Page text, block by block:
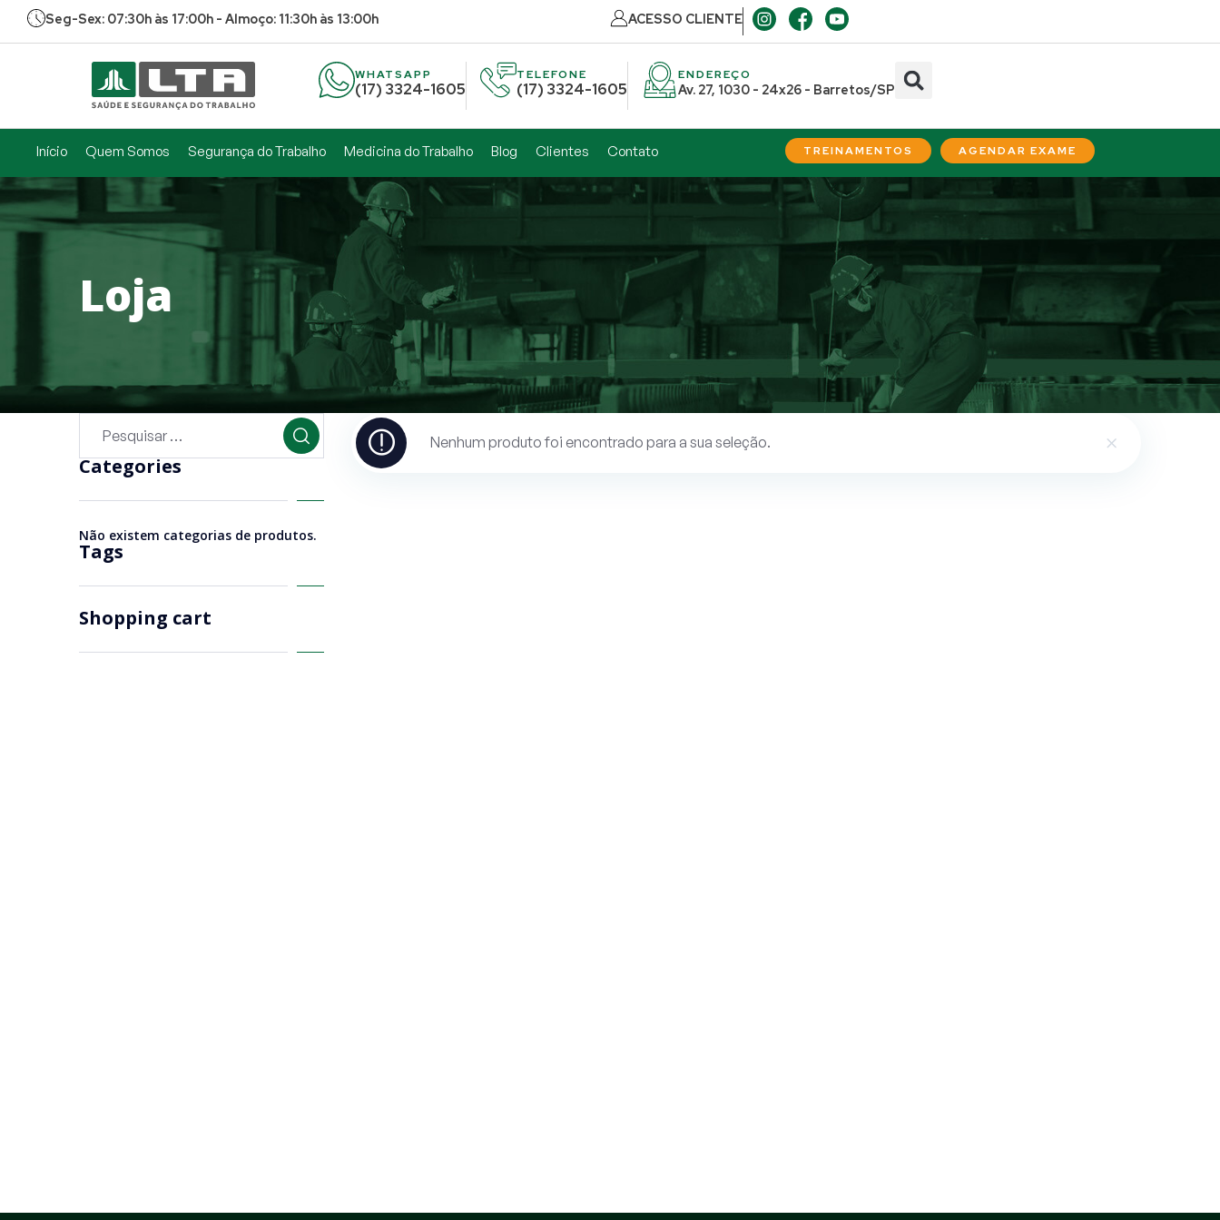
Seg-Sex: 07:30h às 17:00h - Almoço: 11:30h às 13:00h ACESSO CLIENTE
WHATSAPP
(17) 3324-1605
TELEFONE
(17) 3324-1605
ENDEREÇO
Av. 27, 1030 - 24x26 - Barretos/SP
Início Quem Somos Segurança do Trabalho Medicina do Trabalho Blog Clientes Contato TREINAMENTOS AGENDAR EXAME
Loja
Nenhum produto foi encontrado para a sua seleção.
Categories
Não existem categorias de produtos.
Tags
Shopping cart